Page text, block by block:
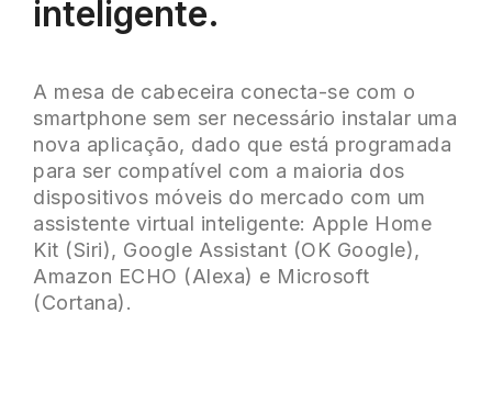
inteligente.
A mesa de cabeceira conecta-se com o
smartphone sem ser necessário instalar uma
nova aplicação, dado que está programada
para ser compatível com a maioria dos
dispositivos móveis do mercado com um
assistente virtual inteligente: Apple Home
Kit (Siri), Google Assistant (OK Google),
Amazon ECHO (Alexa) e Microsoft
(Cortana).